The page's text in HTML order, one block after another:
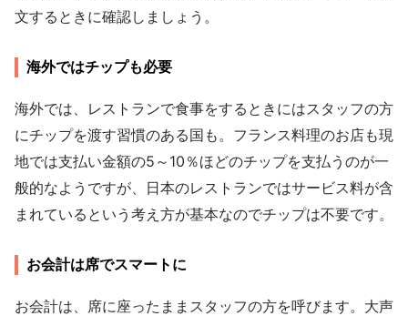
文するときに確認しましょう。
海外ではチップも必要
海外では、レストランで食事をするときにはスタッフの方
にチップを渡す習慣のある国も。フランス料理のお店も現
地では支払い金額の5～10％ほどのチップを支払うのが一
般的なようですが、日本のレストランではサービス料が含
まれているという考え方が基本なのでチップは不要です。
お会計は席でスマートに
お会計は、席に座ったままスタッフの方を呼びます。大声